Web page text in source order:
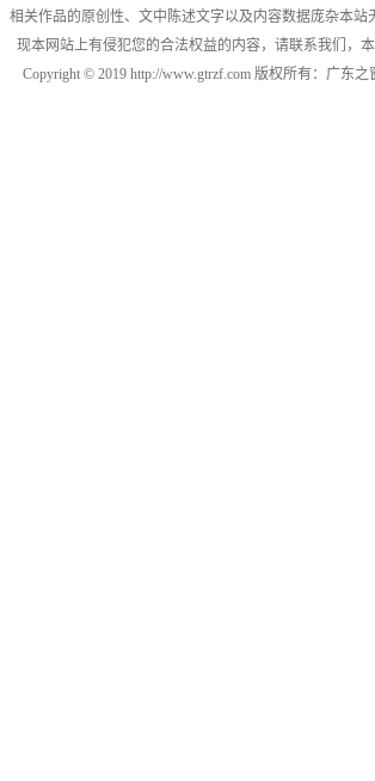
相关作品的原创性、文中陈述文字以及内容数据庞杂本站
现本网站上有侵犯您的合法权益的内容，请联系我们，本
Copyright © 2019 http://www.gtrzf.com 版权所有：广东之